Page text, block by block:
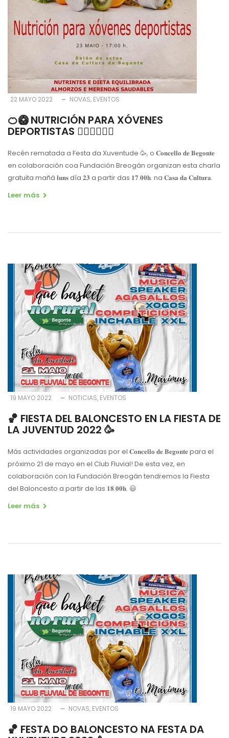
22 MAYO 2022 NOVAS EVENTOS
🍊🥝 NUTRICIÓN PARA XÓVENES
DEPORTISTAS 🤸‍♀️🏊‍♂️🚴‍♀️
Recén rematada a Festa da Xuventude 🥳, o 𝐂𝐨𝐧𝐜𝐞𝐥𝐥𝐨 𝐝𝐞 𝐁𝐞𝐠𝐨𝐧𝐭𝐞
en colaboración coa Fundación Breogán organizan esta charla
gratuita mañá 𝐥𝐮𝐧𝐬 día 𝟐𝟑 a partir das 𝟏𝟕.𝟎𝟎𝐡. na 𝐂𝐚𝐬𝐚 𝐝𝐚 𝐂𝐮𝐥𝐭𝐮𝐫𝐚.
Leer más
19 MAYO 2022 NOTICIAS EVENTOS
🏀 FIESTA DEL BALONCESTO EN LA FIESTA DE
LA JUVENTUD 2022 🥳
Más actividades organizadas por el 𝐂𝐨𝐧𝐜𝐞𝐥𝐥𝐨 𝐝𝐞 𝐁𝐞𝐠𝐨𝐧𝐭𝐞 para el
próximo 21 de mayo en el Club Fluvial! De esta vez, en
colaboración con la Fundación Breogán tendremos la Fiesta
del Baloncesto a partir de las 𝟏𝟖.𝟎𝟎𝐡. 😃
Leer más
19 MAYO 2022 NOVAS EVENTOS
🏀 FESTA DO BALONCESTO NA FESTA DA